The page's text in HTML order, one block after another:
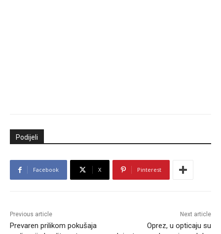
Podijeli
Facebook X Pinterest
Previous article
Prevaren prilikom pokušaja
Next article
Oprez, u opticaju su